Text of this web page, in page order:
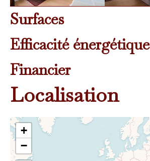
Surfaces
Efficacité énergétique
Financier
Localisation
+
−